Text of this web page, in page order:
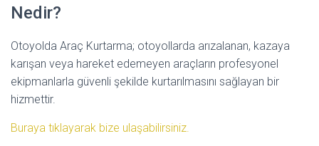
Nedir?
Otoyolda Araç Kurtarma; otoyollarda arızalanan, kazaya
karışan veya hareket edemeyen araçların profesyonel
ekipmanlarla güvenli şekilde kurtarılmasını sağlayan bir
hizmettir.
Buraya tıklayarak bize ulaşabilirsiniz.